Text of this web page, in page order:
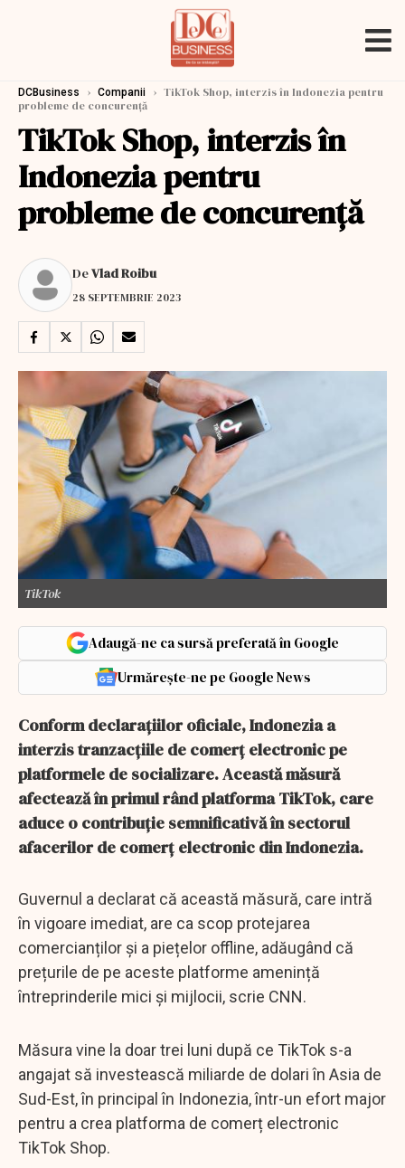
DCBusiness › Companii › TikTok Shop, interzis în Indonezia pentru
probleme de concurență
TikTok Shop, interzis în
Indonezia pentru
probleme de concurență
DeVlad Roibu
28 SEPTEMBRIE 2023
TikTok
Adaugă-ne ca sursă preferată în Google
Urmărește-ne pe Google News
Conform declarațiilor oficiale, Indonezia a
interzis tranzacțiile de comerț electronic pe
platformele de socializare. Această măsură
afectează în primul rând platforma TikTok, care
aduce o contribuție semnificativă în sectorul
afacerilor de comerț electronic din Indonezia.
Guvernul a declarat că această măsură, care intră
în vigoare imediat, are ca scop protejarea
comercianților și a piețelor offline, adăugând că
prețurile de pe aceste platforme amenință
întreprinderile mici și mijlocii, scrie CNN.
Măsura vine la doar trei luni după ce TikTok s-a
angajat să investească miliarde de dolari în Asia de
Sud-Est, în principal în Indonezia, într-un efort major
pentru a crea platforma de comerț electronic
TikTok Shop.